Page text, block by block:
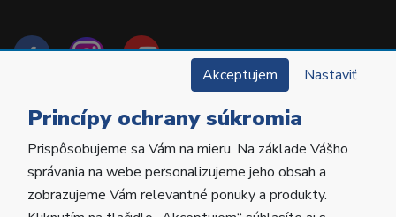
Copyright © 2022 Hu-Fa Dental a.s. Všetky práva
vyhradené.
Akceptujem Nastaviť
Princípy ochrany súkromia
Prispôsobujeme sa Vám na mieru. Na základe Vášho
správania na webe personalizujeme jeho obsah a
zobrazujeme Vám relevantné ponuky a produkty.